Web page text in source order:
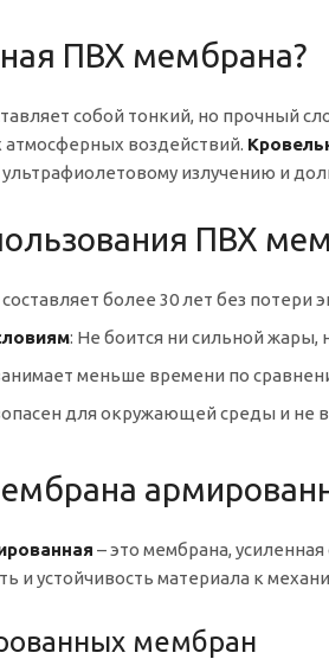
ПВХ мембрана?
собой тонкий, но прочный
воздействий.
излучению и
ПВХ
более 30 лет без потери
: Не боится ни сильной жары,
меньше времени по
для окружающей среды и не
– это мембрана,
и устойчивость материала к
мембран